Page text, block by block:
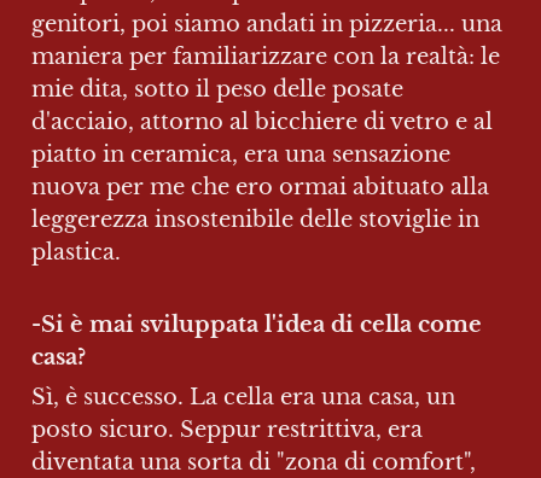
genitori, poi siamo andati in pizzeria... una
maniera per familiarizzare con la realtà: le
mie dita, sotto il peso delle posate
d'acciaio, attorno al bicchiere di vetro e al
piatto in ceramica, era una sensazione
nuova per me che ero ormai abituato alla
leggerezza insostenibile delle stoviglie in
plastica.
-Si è mai sviluppata l'idea di cella come
casa?
Sì, è successo. La cella era una casa, un
posto sicuro. Seppur restrittiva, era
diventata una sorta di "zona di comfort",